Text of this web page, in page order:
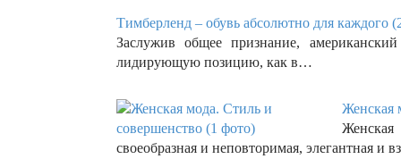
Тимберленд – обувь абсолютно для каждого
Заслужив общее признание,
лидирующую позицию, как в…
Женская
Женская
своеобразная и неповторимая, элегантная и